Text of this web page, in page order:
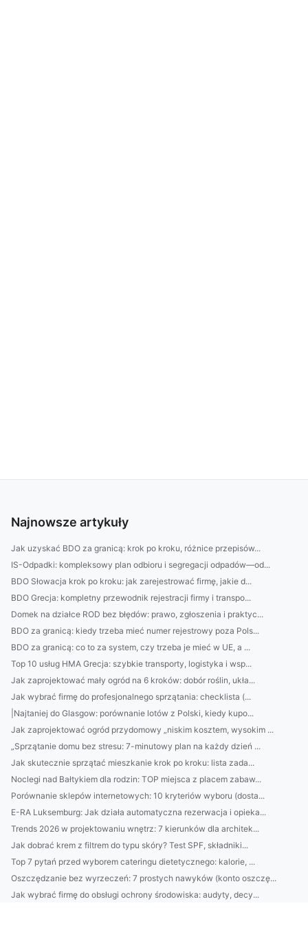
Najnowsze artykuły
Jak uzyskać BDO za granicą: krok po kroku, różnice przepisów...
IS-Odpadki: kompleksowy plan odbioru i segregacji odpadów—od...
BDO Słowacja krok po kroku: jak zarejestrować firmę, jakie d...
BDO Grecja: kompletny przewodnik rejestracji firmy i transpo...
Domek na działce ROD bez błędów: prawo, zgłoszenia i praktyc...
BDO za granicą: kiedy trzeba mieć numer rejestrowy poza Pols...
BDO za granicą: co to za system, czy trzeba je mieć w UE, a ...
Top 10 usług HMA Grecja: szybkie transporty, logistyka i wsp...
Jak zaprojektować mały ogród na 6 kroków: dobór roślin, ukła...
Jak wybrać firmę do profesjonalnego sprzątania: checklista (...
|Najtaniej do Glasgow: porównanie lotów z Polski, kiedy kupo...
Jak zaprojektować ogród przydomowy „niskim kosztem, wysokim ...
„Sprzątanie domu bez stresu: 7-minutowy plan na każdy dzień ...
Jak skutecznie sprzątać mieszkanie krok po kroku: lista zada...
Noclegi nad Bałtykiem dla rodzin: TOP miejsca z placem zabaw...
Porównanie sklepów internetowych: 10 kryteriów wyboru (dosta...
E-RA Luksemburg: Jak działa automatyczna rezerwacja i opieka...
Trends 2026 w projektowaniu wnętrz: 7 kierunków dla architek...
Jak dobrać krem z filtrem do typu skóry? Test SPF, składniki...
Top 7 pytań przed wyborem cateringu dietetycznego: kalorie, ...
Oszczędzanie bez wyrzeczeń: 7 prostych nawyków (konto oszczę...
Jak wybrać firmę do obsługi ochrony środowiska: audyty, decy...